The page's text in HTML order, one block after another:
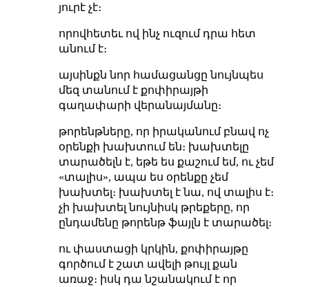
յուրէ չէ։
որովհետեւ ով ինչ ուզում դրա հետ
անում է։
այսինքն նոր համացանցը նույնպես
մեզ տանում է քոփիրայթի
գաղափարի վերանայմանը։
թորենթները, որ իրականում բնավ ոչ
օրենքի խախտում են։ խախտելը
տարածելն է, եթե ես քաշում եմ, ու չեմ
«տալիս», ապա ես օրենքը չեմ
խախտել։ խախտել է նա, ով տալիս է։
չի խախտել նույնիսկ թրեքերը, որ
ընդամենը թորենթ ֆայլն է տարածել։
ու փաստացի կրկին, քոփիրայթը
գործում է շատ ավելի թույլ քան
առաջ։ իսկ դա նշանակում է որ